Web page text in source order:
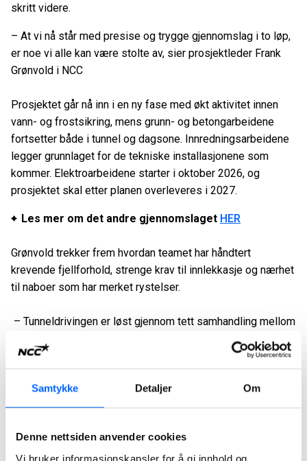
Samtykke Detaljer Om
Denne nettsiden anvender cookies
Vi bruker informasjonskapsler for å gi innhold og
skritt videre.
– At vi nå står med presise og trygge gjennomslag i to løp,
er noe vi alle kan være stolte av, sier prosjektleder Frank
Grønvold i NCC
Prosjektet går nå inn i en ny fase med økt aktivitet innen
vann- og frostsikring, mens grunn- og betongarbeidene
fortsetter både i tunnel og dagsone. Innredningsarbeidene
legger grunnlaget for de tekniske installasjonene som
kommer. Elektroarbeidene starter i oktober 2026, og
prosjektet skal etter planen overleveres i 2027.
Les mer om det andre gjennomslaget HER
Grønvold trekker frem hvordan teamet har håndtert
krevende fjellforhold, strenge krav til innlekkasje og nærhet
til naboer som har merket rystelser.
– Tunneldrivingen er løst gjennom tett samhandling mellom
fagmiljøene våre og en arbeidskultur der sikkerhet alltid
kommer først, sier han.
Hva vil bli bedre?
Når Lerstadtunnelen åpner for trafikk høsten 2027, vil den